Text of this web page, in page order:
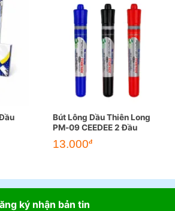
Bút Lông Dầu Thiên Long
PM-09 CEEDEE 2 Đầu
13.000đ
ký nhận bản tin